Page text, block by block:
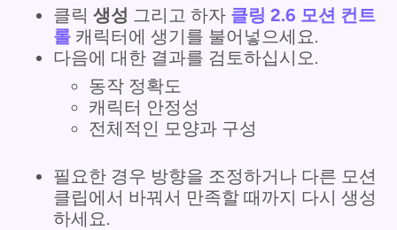
클릭 생성 그리고 하자 클링 2.6 모션 컨트
롤 캐릭터에 생기를 불어넣으세요.
다음에 대한 결과를 검토하십시오.
동작 정확도
캐릭터 안정성
전체적인 모양과 구성
필요한 경우 방향을 조정하거나 다른 모션
클립에서 바꿔서 만족할 때까지 다시 생성
하세요.